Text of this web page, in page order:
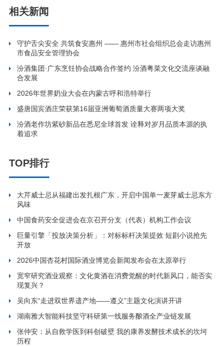
相关新闻
守护舌尖安全 共筑食安惠州 —— 惠州市社会组织总会走访惠州
市食品安全管理协会
汾酒集团·广东烹饪协会战略合作签约 汾酒粤菜文化交流座谈融
合发展
2026年世界奶业大会在内蒙古呼和浩特举行
盛唐国宾酒庄荣获第16届亚洲葡萄酒质量大赛两项大奖
汾酒老作坊紫砂新品在悉尼全球首发 诠释对岁月品质本源的执
着追求
TOP排行
大芹威士忌从福建出发扎根广东，开启中国单一麦芽威士忌东方
风味
中国食药安全促进会在京召开分支（代表）机构工作会议
巨量引擎「投放决策分析」：对标标杆决策提效 短剧小说抢先
开放
2026中国杏花村国际酒业博览会新闻发布会在太原举行
宽窄研究酒业观察：文化黄酒在消费觉醒的时代新风口，能否实
现复兴？
吴向东“走进双世界遗产地——遵义”主题文化演讲开讲
湖南雅大智能科技坚守科研第一线服务酿酒全产业链发展
张仲安：从自救学医到科创破壁 我的康养发酵技术成长的坎坷
历程